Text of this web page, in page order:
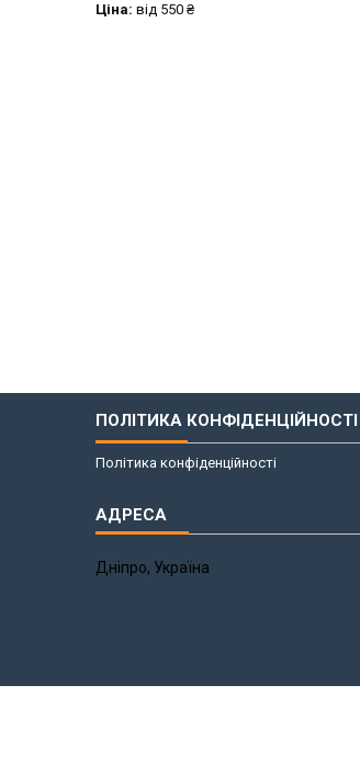
Ціна: від 550 ₴
ПОЛІТИКА КОНФІДЕНЦІЙНОСТІ
Політика конфіденційності
Дніпро, Україна